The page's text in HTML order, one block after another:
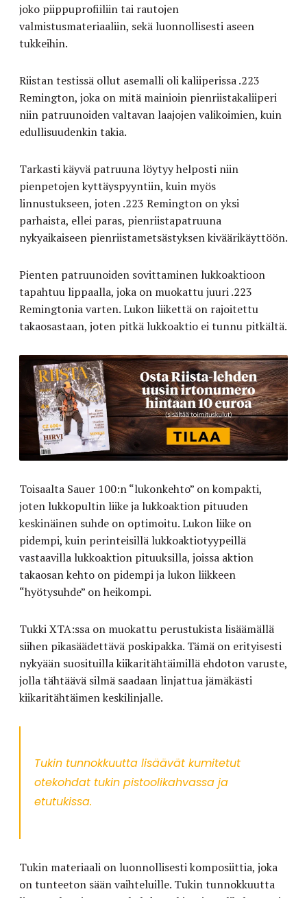
joko piippuprofiiliin tai rautojen
valmistusmateriaaliin, sekä luonnollisesti aseen
tukkeihin.
Riistan testissä ollut asemalli oli kaliiperissa .223
Remington, joka on mitä mainioin pienriistakaliiperi
niin patruunoiden valtavan laajojen valikoimien, kuin
edullisuudenkin takia.
Tarkasti käyvä patruuna löytyy helposti niin
pienpetojen kyttäyspyyntiin, kuin myös
linnustukseen, joten .223 Remington on yksi
parhaista, ellei paras, pienriistapatruuna
nykyaikaiseen pienriistametsästyksen kiväärikäyttöön.
Pienten patruunoiden sovittaminen lukkoaktioon
tapahtuu lippaalla, joka on muokattu juuri .223
Remingtonia varten. Lukon liikettä on rajoitettu
takaosastaan, joten pitkä lukkoaktio ei tunnu pitkältä.
Toisaalta Sauer 100:n “lukonkehto” on kompakti,
joten lukkopultin liike ja lukkoaktion pituuden
keskinäinen suhde on optimoitu. Lukon liike on
pidempi, kuin perinteisillä lukkoaktiotyypeillä
vastaavilla lukkoaktion pituuksilla, joissa aktion
takaosan kehto on pidempi ja lukon liikkeen
“hyötysuhde” on heikompi.
Tukki XTA:ssa on muokattu perustukista lisäämällä
siihen pikasäädettävä poskipakka. Tämä on erityisesti
nykyään suosituilla kiikaritähtäimillä ehdoton varuste,
jolla tähtäävä silmä saadaan linjattua jämäkästi
kiikaritähtäimen keskilinjalle.
Tukin tunnokkuutta lisäävät kumitetut
otekohdat tukin pistoolikahvassa ja
etutukissa.
Tukin materiaali on luonnollisesti komposiittia, joka
on tunteeton sään vaihteluille. Tukin tunnokkuutta